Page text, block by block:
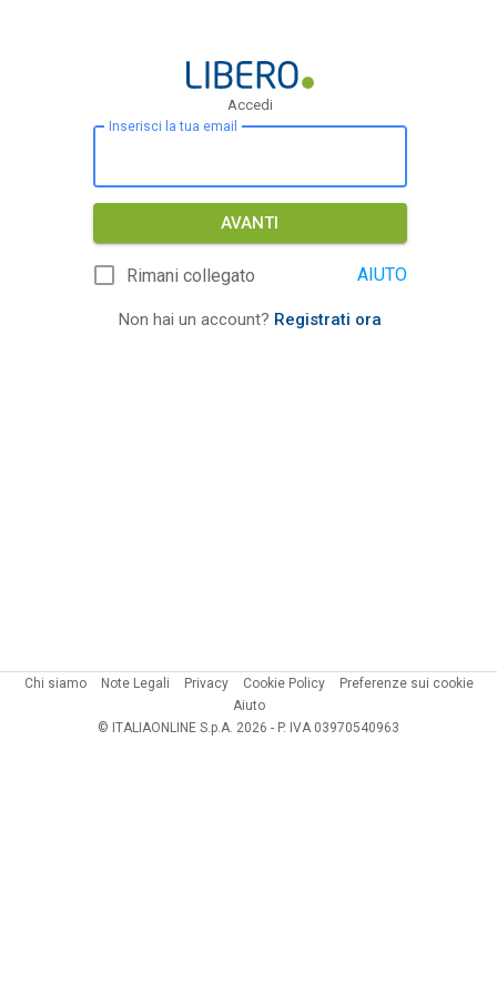
Accedi
Inserisci la tua email
AVANTI
Rimani collegato AIUTO
Non hai un account? Registrati ora
Chi siamo Note Legali Privacy Cookie Policy
Preferenze sui cookie
Aiuto
© ITALIAONLINE S.p.A. 2026 - P. IVA 03970540963